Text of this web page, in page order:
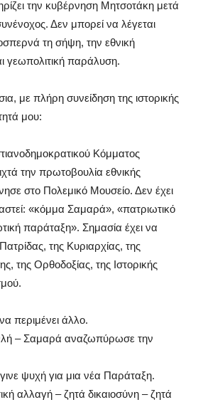
την κυβέρνηση Μητσοτάκη μετά
Δεν μπορεί να λέγεται
τη σήψη, την εθνική
γεωπολιτική παράλυση.
με πλήρη συνείδηση της ιστορικής
μου:
Κόμματος
την πρωτοβουλία εθνικής
στο Πολεμικό Μουσείο. Δεν έχει
«κόμμα Σαμαρά», «πατριωτικό
παράταξη». Σημασία έχει να
της Κυριαρχίας, της
της Ορθοδοξίας, της Ιστορικής
περιμένει άλλο.
– Σαμαρά αναζωπύρωσε την
ψυχή για μια νέα Παράταξη.
αλλαγή – ζητά δικαιοσύνη – ζητά